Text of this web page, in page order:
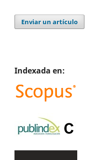
Enviar un artículo
Indexada en: